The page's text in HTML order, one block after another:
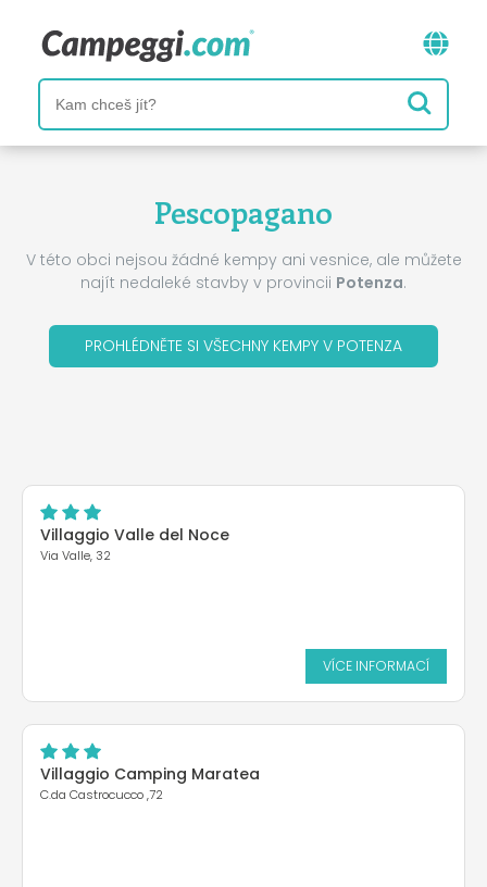
Pescopagano
V této obci nejsou žádné kempy ani vesnice, ale můžete
najít nedaleké stavby v provincii Potenza.
PROHLÉDNĚTE SI VŠECHNY KEMPY V POTENZA
Villaggio Valle del Noce
Via Valle, 32
VÍCE INFORMACÍ
Villaggio Camping Maratea
C.da Castrocucco ,72